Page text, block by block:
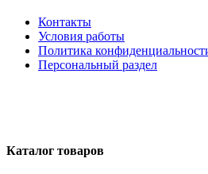
Контакты
Условия работы
Политика
Персональный раздел
Каталог товаров